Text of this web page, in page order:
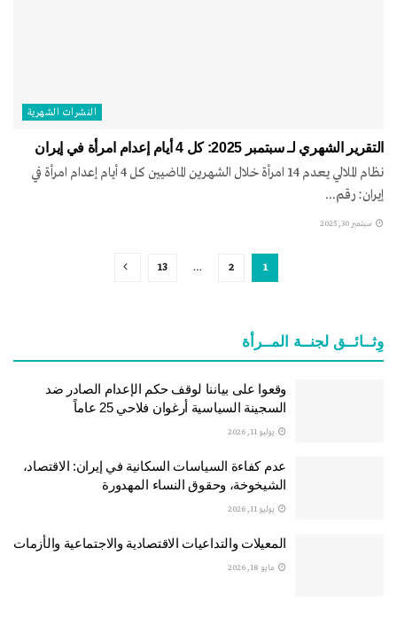
النشرات الشهریة
التقرير الشهري لـ سبتمبر 2025: كل 4 أيام إعدام امرأة في إيران
نظام الملالي يعدم 14 امرأة خلال الشهرين الماضيين كل 4 أيام إعدام امرأة في
إيران: رقم...
سبتمبر 30, 2025
1
2
…
13
وِثــائــق لجنــة المــرأة
وقعوا على بياننا لوقف حكم الإعدام الصادر ضد
السجينة السياسية أرغوان فلاحي 25 عاماً
يوليو 11, 2026
عدم كفاءة السياسات السكانية في إيران: الاقتصاد،
الشيخوخة، وحقوق النساء المهدورة
يوليو 11, 2026
المعيلات والتداعيات الاقتصادية والاجتماعية والأزمات
مايو 18, 2026